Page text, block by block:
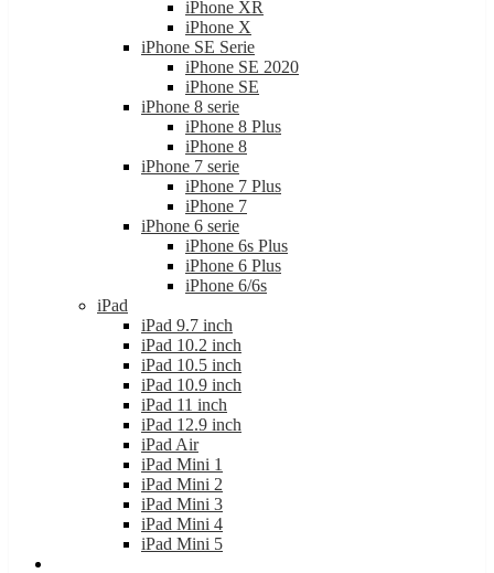
iPhone XR
iPhone X
iPhone SE Serie
iPhone SE 2020
iPhone SE
iPhone 8 serie
iPhone 8 Plus
iPhone 8
iPhone 7 serie
iPhone 7 Plus
iPhone 7
iPhone 6 serie
iPhone 6s Plus
iPhone 6 Plus
iPhone 6/6s
iPad
iPad 9.7 inch
iPad 10.2 inch
iPad 10.5 inch
iPad 10.9 inch
iPad 11 inch
iPad 12.9 inch
iPad Air
iPad Mini 1
iPad Mini 2
iPad Mini 3
iPad Mini 4
iPad Mini 5